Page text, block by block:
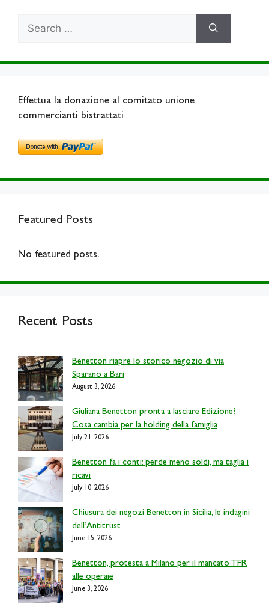
Effettua la donazione al comitato unione
commercianti bistrattati
Featured Posts
No featured posts.
Recent Posts
Benetton riapre lo storico negozio di via
Sparano a Bari
August 3, 2026
Giuliana Benetton pronta a lasciare Edizione?
Cosa cambia per la holding della famiglia
July 21, 2026
Benetton fa i conti: perde meno soldi, ma taglia i
ricavi
July 10, 2026
Chiusura dei negozi Benetton in Sicilia, le indagini
dell’Antitrust
June 15, 2026
Benetton, protesta a Milano per il mancato TFR
alle operaie
June 3, 2026